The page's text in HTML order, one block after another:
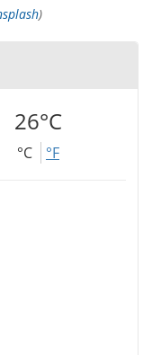
)
26°C
°C °F